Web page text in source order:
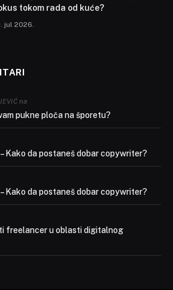
tokom rada od kuće?
jul 2026.
na
pukne ploča na šporetu?
Kako da postaneš dobar copywriter?
Kako da postaneš dobar copywriter?
freelancer u oblasti digitalnog